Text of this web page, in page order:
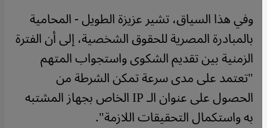
وفي هذا السياق، تشير عزيزة الطويل - المحامية
بالمبادرة المصرية للحقوق الشخصية، إلى أن الفترة
الزمنية بين تقديم الشكوى واستجواب المتهم
"تعتمد على مدى سرعة تمكن الشرطة من
الحصول على عنوان الـ IP الخاص بجهاز المشتبه
به واستكمال التحقيقات اللازمة".